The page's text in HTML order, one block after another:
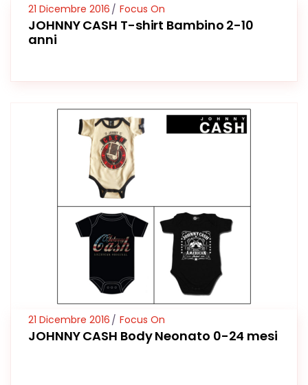
21 Dicembre 2016 Focus On
JOHNNY CASH T-shirt Bambino 2-10
anni
21 Dicembre 2016 Focus On
JOHNNY CASH Body Neonato 0-24 mesi